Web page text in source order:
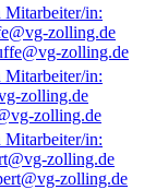
zolling.de
zolling.de
zolling.de